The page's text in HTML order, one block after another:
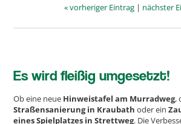
« vorheriger Eintrag | nächster
Es wird fleißig umgesetzt!
Ob eine neue Hinweistafel am Murradweg,
Straßensanierung in Kraubath oder ein
eines Spielplatzes in Strettweg. Die